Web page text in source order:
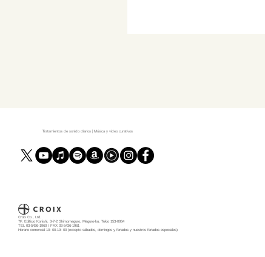
Tratamientos de sonido diarios | Música y video curativos
Croix Co., Ltd.
7F, Edificio Konishi, 3-7-2 Shimomeguro, Meguro-ku, Tokio 153-0064
TEL 03-5436-1960 / FAX 03-5436-1961
Horario comercial 10: 00-19: 00 (excepto sábados, domingos y feriados y nuestros feriados especiales)